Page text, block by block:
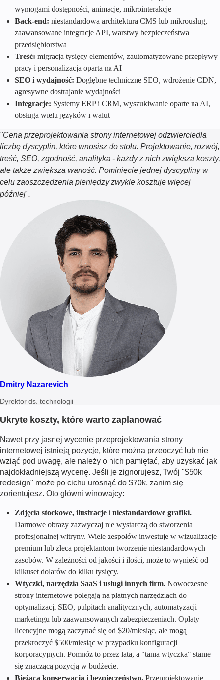
wymogami dostępności, animacje, mikrointerakcje
Back-end: niestandardowa architektura CMS lub mikrousług,
zaawansowane integracje API, warstwy bezpieczeństwa
przedsiębiorstwa
Treść: migracja tysięcy elementów, zautomatyzowane przepływy
pracy i personalizacja oparta na AI
SEO i wydajność: Dogłębne techniczne SEO, wdrożenie CDN,
agresywne dostrajanie wydajności
Integracje: Systemy ERP i CRM, wyszukiwanie oparte na AI,
obsługa wielu języków i walut
"Cena przeprojektowania strony internetowej odzwierciedla
liczbę dyscyplin, które wnosisz do stołu. Projektowanie, rozwój,
treść, SEO, zgodność, analityka - każdy z nich zwiększa koszty,
ale także zwiększa wartość. Pominięcie jednej dyscypliny w
celu zaoszczędzenia pieniędzy zwykle kosztuje więcej
później".
Dmitry Nazarevich
Dyrektor ds. technologii
Ukryte koszty, które warto zaplanować
Nawet przy jasnej wycenie przeprojektowania strony
internetowej istnieją pozycje, które można przeoczyć lub nie
wziąć pod uwagę, ale należy o nich pamiętać, aby uzyskać jak
najdokładniejszą wycenę. Jeśli je zignorujesz, Twój "$50k
redesign" może po cichu urosnąć do $70k, zanim się
zorientujesz. Oto główni winowajcy:
Zdjęcia stockowe, ilustracje i niestandardowe grafiki.
Darmowe obrazy zazwyczaj nie wystarczą do stworzenia
profesjonalnej witryny. Wiele zespołów inwestuje w wizualizacje
premium lub zleca projektantom tworzenie niestandardowych
zasobów. W zależności od jakości i ilości, może to wynieść od
kilkuset dolarów do kilku tysięcy.
Wtyczki, narzędzia SaaS i usługi innych firm. Nowoczesne
strony internetowe polegają na płatnych narzędziach do
optymalizacji SEO, pulpitach analitycznych, automatyzacji
marketingu lub zaawansowanych zabezpieczeniach. Opłaty
licencyjne mogą zaczynać się od $20/miesiąc, ale mogą
przekroczyć $500/miesiąc w przypadku konfiguracji
korporacyjnych. Pomnóż to przez lata, a "tania wtyczka" stanie
się znaczącą pozycją w budżecie.
Bieżąca konserwacja i bezpieczeństwo. Przeprojektowanie